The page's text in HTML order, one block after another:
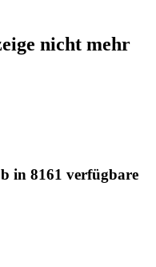
nicht mehr
in 8161 verfügbare